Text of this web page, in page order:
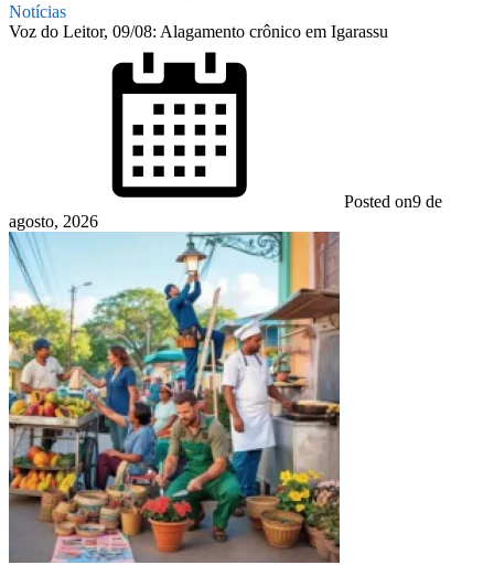
Notícias
Voz do Leitor, 09/08: Alagamento crônico em Igarassu
Posted on9 de
agosto, 2026